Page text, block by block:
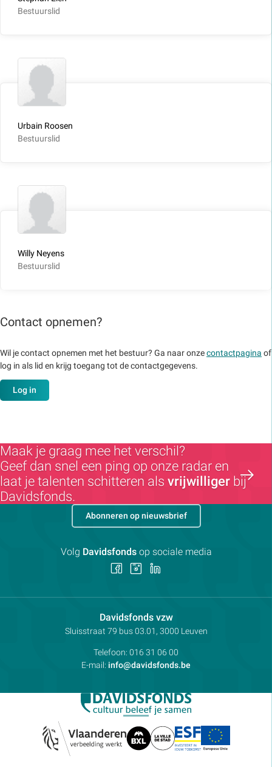
Bestuurslid
Urbain Roosen
Bestuurslid
Willy Neyens
Bestuurslid
Contact opnemen?
Wil je contact opnemen met het bestuur? Ga naar onzecontactpagina of
log in als lid en krijg toegang tot de contactgegevens.
Log in
Maak je graag mee het verschil?
Geef dan snel een ping op onze radar en
laat je talenten schitteren als vrijwilliger bij
Davidsfonds.
Davidsfonds vzwContactpersoon:
Adres:
Sluisstraat 79 bus 03.01, 3000 Leuven
Telefoon: 016 31 06 00
E-mail: info@davidsfonds.be
Abonneren op nieuwsbrief
Volg Davidsfondsop sociale media
Volg Volg